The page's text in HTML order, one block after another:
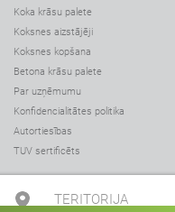
Koka krāsu palete
Koksnes aizstājēji
Koksnes kopšana
Betona krāsu palete
Par uzņēmumu
Konfidencialitātes politika
Autortiesības
TUV sertificēts
TERITORIJA